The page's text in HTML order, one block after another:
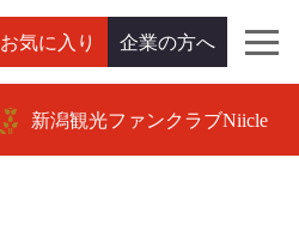
お気に入り 企業の方へ
新潟観光ファンクラブNiicle